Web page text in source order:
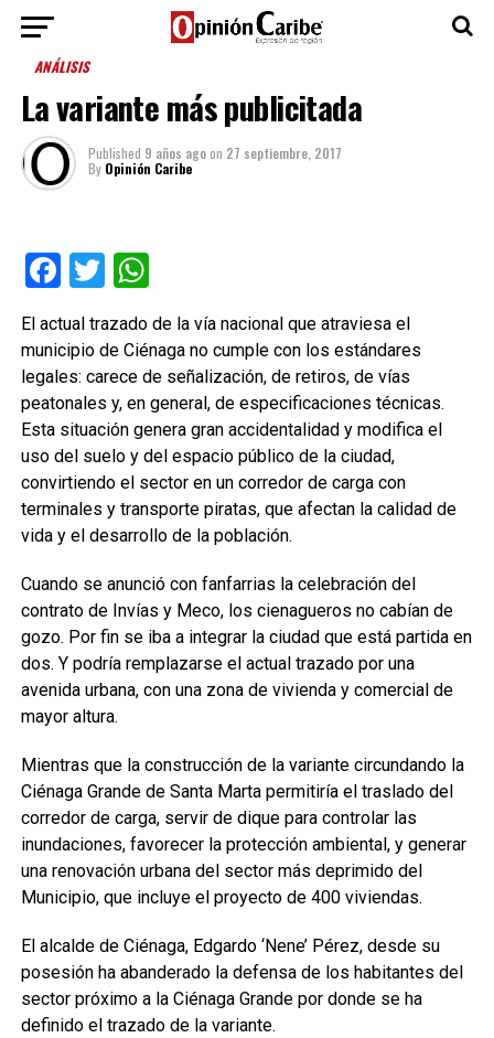
ANÁLISIS
La variante más publicitada
Published 9 años agoon 27 septiembre, 2017
By Opinión Caribe
Facebook
TwitterWhatsApp
El actual trazado de la vía nacional que atraviesa el
municipio de Ciénaga no cumple con los estándares
legales: carece de señalización, de retiros, de vías
peatonales y, en general, de especificaciones técnicas.
Esta situación genera gran accidentalidad y modifica el
uso del suelo y del espacio público de la ciudad,
convirtiendo el sector en un corredor de carga con
terminales y transporte piratas, que afectan la calidad de
vida y el desarrollo de la población.
Cuando se anunció con fanfarrias la celebración del
contrato de Invías y Meco, los cienagueros no cabían de
gozo. Por fin se iba a integrar la ciudad que está partida en
dos. Y podría remplazarse el actual trazado por una
avenida urbana, con una zona de vivienda y comercial de
mayor altura.
Mientras que la construcción de la variante circundando la
Ciénaga Grande de Santa Marta permitiría el traslado del
corredor de carga, servir de dique para controlar las
inundaciones, favorecer la protección ambiental, y generar
una renovación urbana del sector más deprimido del
Municipio, que incluye el proyecto de 400 viviendas.
El alcalde de Ciénaga, Edgardo ‘Nene’ Pérez, desde su
posesión ha abanderado la defensa de los habitantes del
sector próximo a la Ciénaga Grande por donde se ha
definido el trazado de la variante.